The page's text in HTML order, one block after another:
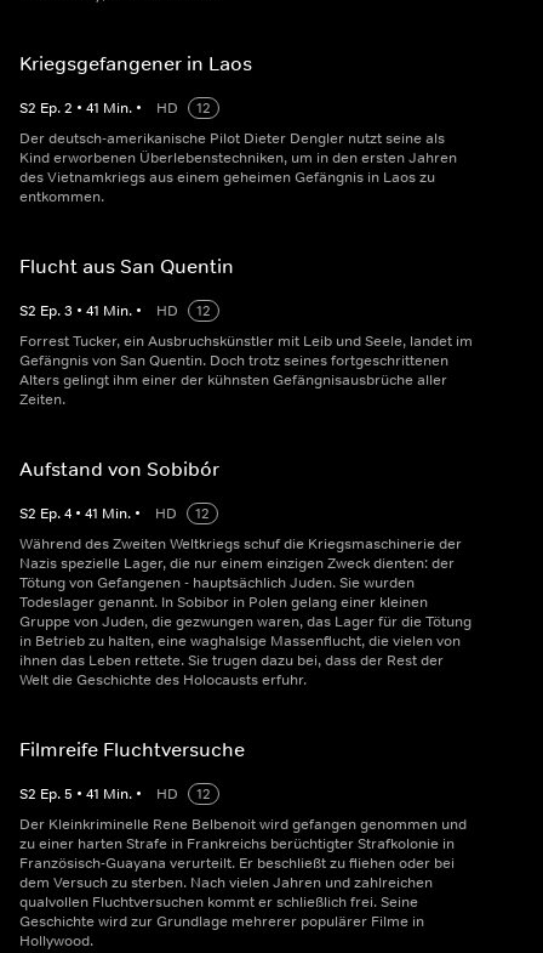
Kriegsgefangener in Laos
S2 Ep.2 • 41 Min. • HD
12
Der deutsch-amerikanische Pilot Dieter Dengler nutzt seine als
Kind erworbenen Überlebenstechniken, um in den ersten Jahren
des Vietnamkriegs aus einem geheimen Gefängnis in Laos zu
entkommen.
Flucht aus San Quentin
S2 Ep.3 • 41 Min. • HD
12
Forrest Tucker, ein Ausbruchskünstler mit Leib und Seele, landet im
Gefängnis von San Quentin. Doch trotz seines fortgeschrittenen
Alters gelingt ihm einer der kühnsten Gefängnisausbrüche aller
Zeiten.
Aufstand von Sobibór
S2 Ep.4 • 41 Min. • HD
12
Während des Zweiten Weltkriegs schuf die Kriegsmaschinerie der
Nazis spezielle Lager, die nur einem einzigen Zweck dienten: der
Tötung von Gefangenen - hauptsächlich Juden. Sie wurden
Todeslager genannt. In Sobibor in Polen gelang einer kleinen
Gruppe von Juden, die gezwungen waren, das Lager für die Tötung
in Betrieb zu halten, eine waghalsige Massenflucht, die vielen von
ihnen das Leben rettete. Sie trugen dazu bei, dass der Rest der
Welt die Geschichte des Holocausts erfuhr.
Filmreife Fluchtversuche
S2 Ep.5 • 41 Min. • HD
12
Der Kleinkriminelle Rene Belbenoit wird gefangen genommen und
zu einer harten Strafe in Frankreichs berüchtigter Strafkolonie in
Französisch-Guayana verurteilt. Er beschließt zu fliehen oder bei
dem Versuch zu sterben. Nach vielen Jahren und zahlreichen
qualvollen Fluchtversuchen kommt er schließlich frei. Seine
Geschichte wird zur Grundlage mehrerer populärer Filme in
Hollywood.